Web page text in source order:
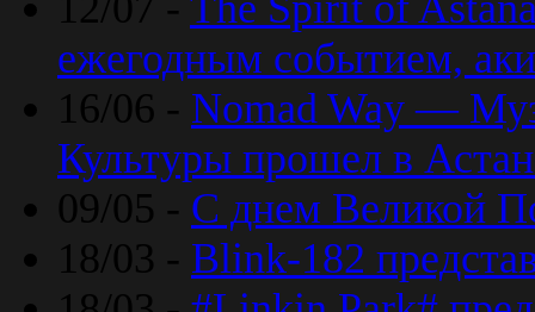
ежегодным событием,
16/06 - Nomad Way —
Культуры прошел в
09/05 - С днем Великой
18/03 - Blink-182